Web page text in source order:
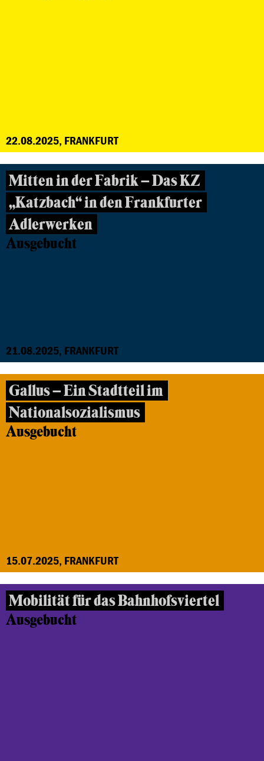
22.08.2025, FRANKFURT
Mitten in der Fabrik – Das KZ
„Katzbach“ in den Frankfurter
Adlerwerken
Ausgebucht
21.08.2025, FRANKFURT
Gallus – Ein Stadtteil im
Nationalsozialismus
Ausgebucht
15.07.2025, FRANKFURT
Mobilität für das Bahnhofsviertel
Ausgebucht